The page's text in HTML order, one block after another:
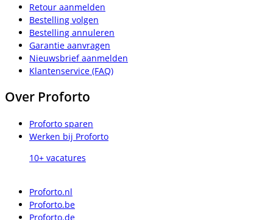
Retour aanmelden
Bestelling volgen
Bestelling annuleren
Garantie aanvragen
Nieuwsbrief aanmelden
Klantenservice (FAQ)
Over Proforto
Proforto sparen
Werken bij Proforto
10+ vacatures
Proforto.nl
Proforto.be
Proforto.de